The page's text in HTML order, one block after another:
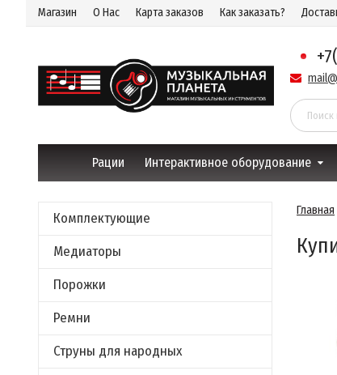
Магазин О Нас Карта заказов Как заказать?
Рации Интерактивное оборудование
Комплектующие
Медиаторы
Порожки
Ремни
Струны для народных
Главная